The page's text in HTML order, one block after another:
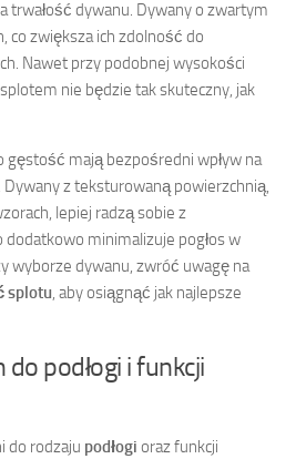
trwałość dywanu. Dywany o zwartym
co zwiększa ich zdolność do
Nawet przy podobnej wysokości
nie będzie tak skuteczny, jak
gęstość mają bezpośredni wpływ na
. Dywany z teksturowaną powierzchnią,
lepiej radzą sobie z
minimalizuje pogłos w
wyborze dywanu, zwróć uwagę na
splotu, aby osiągnąć jak najlepsze
podłogi i funkcji
do rodzaju podłogi oraz funkcji